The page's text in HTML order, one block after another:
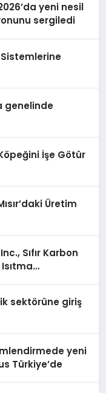
yeni nesil
sergiledi
Sistemlerine
genelinde
İşe Götür
Üretim
Sıfır Karbon
sektörüne giriş
yeni
Türkiye’de